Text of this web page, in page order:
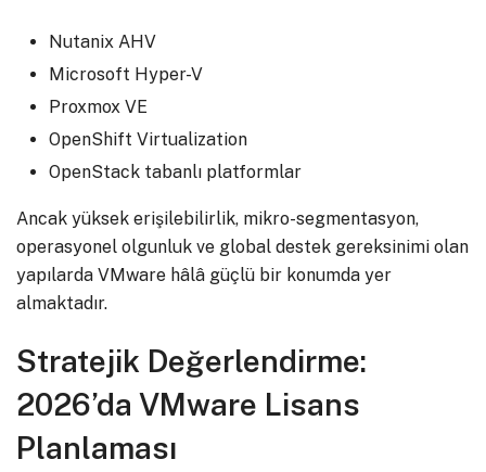
Nutanix AHV
Microsoft Hyper-V
Proxmox VE
OpenShift Virtualization
OpenStack tabanlı platformlar
Ancak yüksek erişilebilirlik, mikro-segmentasyon,
operasyonel olgunluk ve global destek gereksinimi olan
yapılarda VMware hâlâ güçlü bir konumda yer
almaktadır.
Stratejik Değerlendirme:
2026’da VMware Lisans
Planlaması